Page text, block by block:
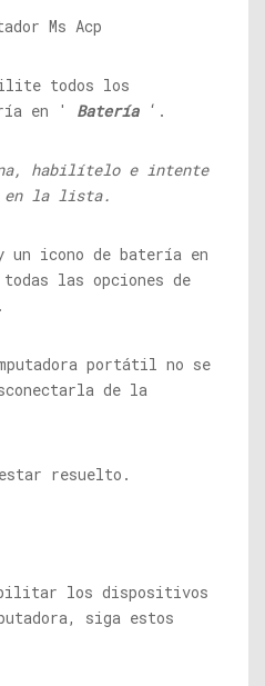
todos los
en ' Batería ‘.
habilítelo e intente
en la lista.
un icono de batería en
las opciones de
portátil no se
de la
resuelto.
los dispositivos
siga estos